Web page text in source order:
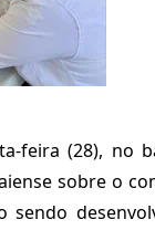
feira (28), no
sobre o